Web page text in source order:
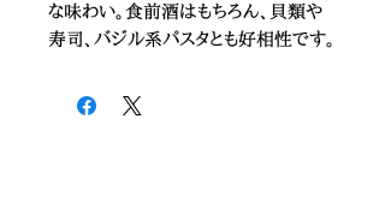
な味わい。食前酒はもちろん、貝類や
寿司、バジル系パスタとも好相性です。